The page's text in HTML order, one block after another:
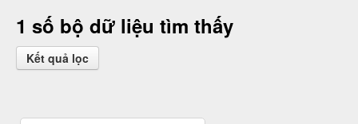
1 số bộ dữ liệu tìm thấy
Kết quả lọc